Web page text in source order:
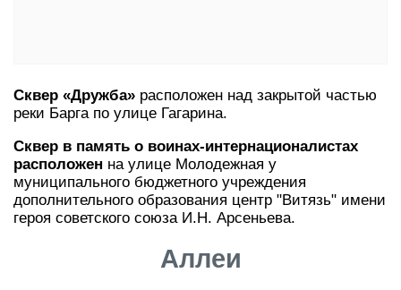
Сквер «Дружба» расположен над закрытой частью
реки Барга по улице Гагарина.
Сквер в память о воинах-интернационалистах
расположен на улице Молодежная у
муниципального бюджетного учреждения
дополнительного образования центр "Витязь" имени
героя советского союза И.Н. Арсеньева.
Аллеи